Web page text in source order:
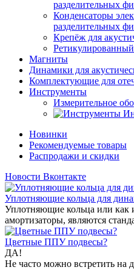
разделительных
Конденсаторы
разделительных
Крепёж для
Магниты
Динамики для
Комплектующие для
Инструменты
Измерительное
Новинки
Рекомендуемые товары
Распродажи и скидки
Новости Вконтакте
Уплотняющие кольца для
Уплотняющие кольца или как
амортизаторы, являются
Цветные ППУ подвесы?
ДА!
Не часто можно встретить на